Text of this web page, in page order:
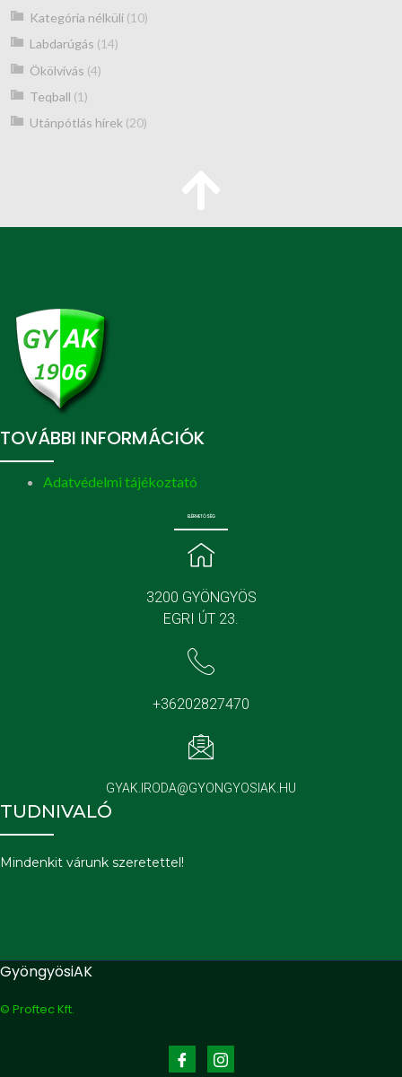
Kategória nélküli(10)
Labdarúgás (14)
Ökölvívás (4)
Teqball (1)
Utánpótlás hírek(20)
TOVÁBBI INFORMÁCIÓK
Adatvédelmi tájékoztató
ELÉRHETŐSÉG
3200 GYÖNGYÖS
EGRI ÚT 23.
+36202827470
GYAK.IRODA@GYONGYOSIAK.HU
TUDNIVALÓ
Mindenkit várunk szeretettel!
GyöngyösiAK
© Proftec Kft.